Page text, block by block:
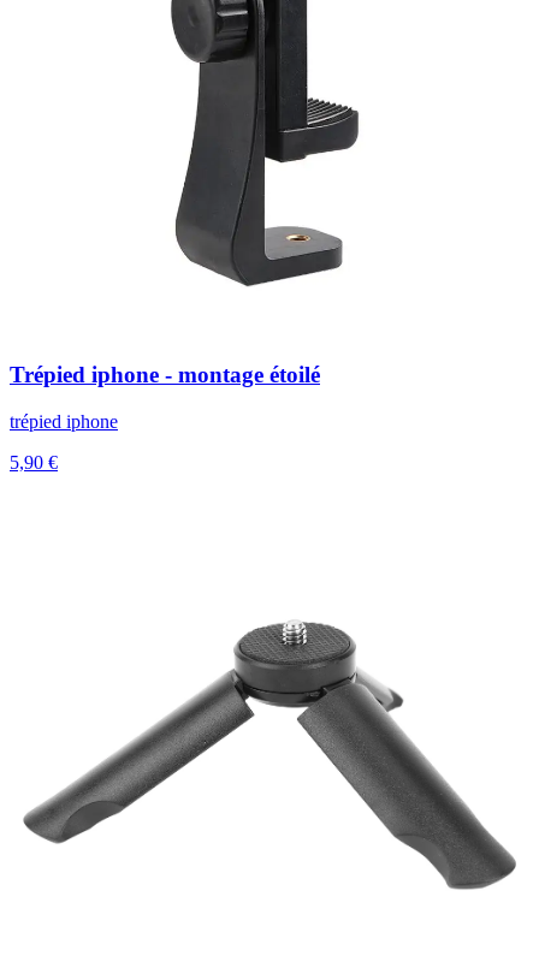
Trépied iphone - montage étoilé
trépied iphone
5,90 €